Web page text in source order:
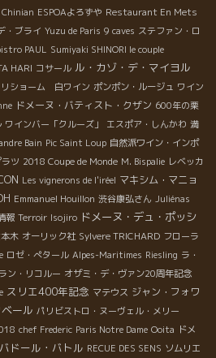
ESPOAよろずや Restaurant En Mets
・ブライ Yuzu de Paris 9 caves ステファン・ロ
PAUL Sumiyaki SHINORI le couple
HARI コサール ル・カゾ・デ・マイヨル
リショーム 白ワイン ポンポン・ルージュ ワイン
ドメーヌ・バティスト・クザン 600年の栗
ワインバー「クルーズ」 エスポア・しんかわ 満
Bain Pic Saint Loup 自然派ワイン・インポ
ツ 2018 Coupe de Monde M. Bispalie レベッカ
Les vignerons de l'iréel マキシム・マニョ
Emmanuel Houillon 渋谷康弘さん Juliénas
報 Terroir Isojiro ドメーヌ・デュ・ポッシ
木 オーリック社 Sylvere TRICHARD フローラ
ロゼ・ぺタール Alpes-Maritimes Riesling ラ・
ン・リコルー オザミ・デ・ヴァン20周年記念
スリエ400年記念 マテウス ジャン・フォワ
ール パリビストロ・ヌーヴェル・メリー
chef Frederic Paris Notre Dame Ooita ドメ
ドール・バトル RECUE DES SENS ソムリエ